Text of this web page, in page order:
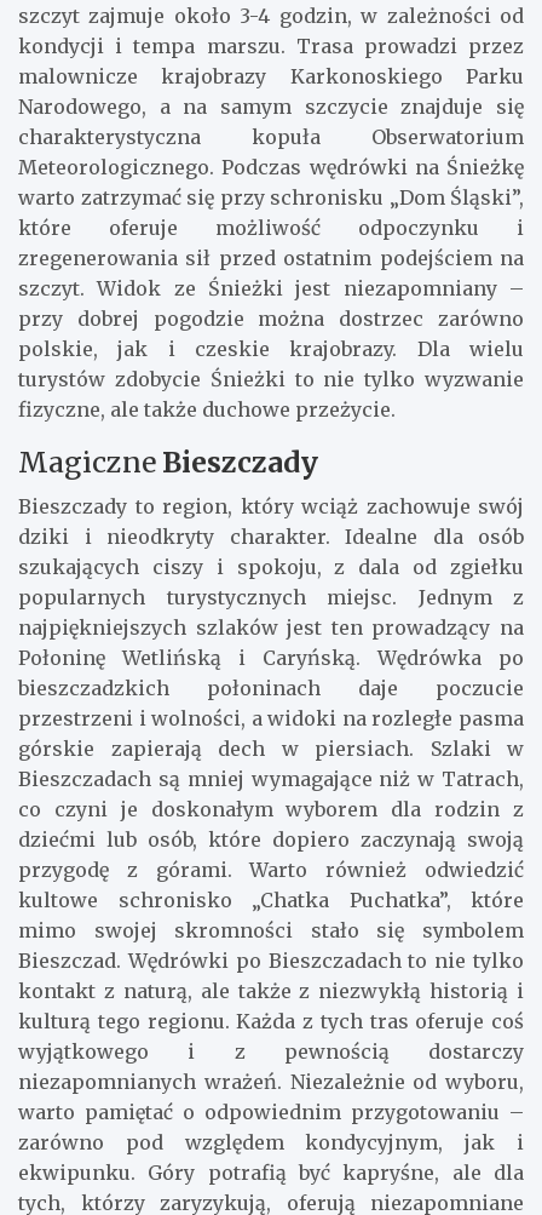
szczyt zajmuje około 3-4 godzin, w zależności od
kondycji i tempa marszu. Trasa prowadzi przez
malownicze krajobrazy Karkonoskiego Parku
Narodowego, a na samym szczycie znajduje się
charakterystyczna kopuła Obserwatorium
Meteorologicznego. Podczas wędrówki na Śnieżkę
warto zatrzymać się przy schronisku „Dom Śląski”,
które oferuje możliwość odpoczynku i
zregenerowania sił przed ostatnim podejściem na
szczyt. Widok ze Śnieżki jest niezapomniany –
przy dobrej pogodzie można dostrzec zarówno
polskie, jak i czeskie krajobrazy. Dla wielu
turystów zdobycie Śnieżki to nie tylko wyzwanie
fizyczne, ale także duchowe przeżycie.
Magiczne Bieszczady
Bieszczady to region, który wciąż zachowuje swój
dziki i nieodkryty charakter. Idealne dla osób
szukających ciszy i spokoju, z dala od zgiełku
popularnych turystycznych miejsc. Jednym z
najpiękniejszych szlaków jest ten prowadzący na
Połoninę Wetlińską i Caryńską. Wędrówka po
bieszczadzkich połoninach daje poczucie
przestrzeni i wolności, a widoki na rozległe pasma
górskie zapierają dech w piersiach. Szlaki w
Bieszczadach są mniej wymagające niż w Tatrach,
co czyni je doskonałym wyborem dla rodzin z
dziećmi lub osób, które dopiero zaczynają swoją
przygodę z górami. Warto również odwiedzić
kultowe schronisko „Chatka Puchatka”, które
mimo swojej skromności stało się symbolem
Bieszczad. Wędrówki po Bieszczadach to nie tylko
kontakt z naturą, ale także z niezwykłą historią i
kulturą tego regionu. Każda z tych tras oferuje coś
wyjątkowego i z pewnością dostarczy
niezapomnianych wrażeń. Niezależnie od wyboru,
warto pamiętać o odpowiednim przygotowaniu –
zarówno pod względem kondycyjnym, jak i
ekwipunku. Góry potrafią być kapryśne, ale dla
tych, którzy zaryzykują, oferują niezapomniane